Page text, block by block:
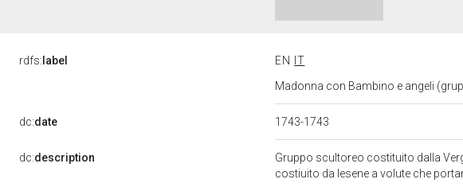
rdfs: label EN
IT
Madonna con Bambino e angeli
dc:date 1743-1743
dc:description
Gruppo scultoreo costituito dalla
costiuito da lesene a volute che